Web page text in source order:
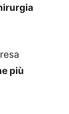
più